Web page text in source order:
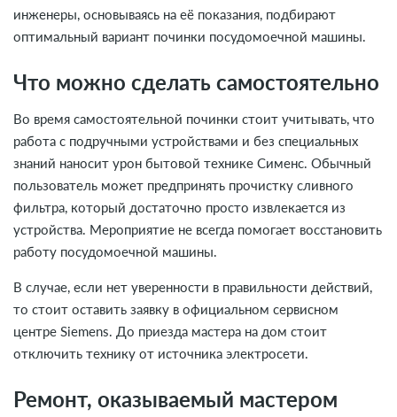
инженеры, основываясь на её показания, подбирают
оптимальный вариант починки посудомоечной машины.
Что можно сделать самостоятельно
Во время самостоятельной починки стоит учитывать, что
работа с подручными устройствами и без специальных
знаний наносит урон бытовой технике Сименс. Обычный
пользователь может предпринять прочистку сливного
фильтра, который достаточно просто извлекается из
устройства. Мероприятие не всегда помогает восстановить
работу посудомоечной машины.
В случае, если нет уверенности в правильности действий,
то стоит оставить заявку в официальном сервисном
центре Siemens. До приезда мастера на дом стоит
отключить технику от источника электросети.
Ремонт, оказываемый мастером